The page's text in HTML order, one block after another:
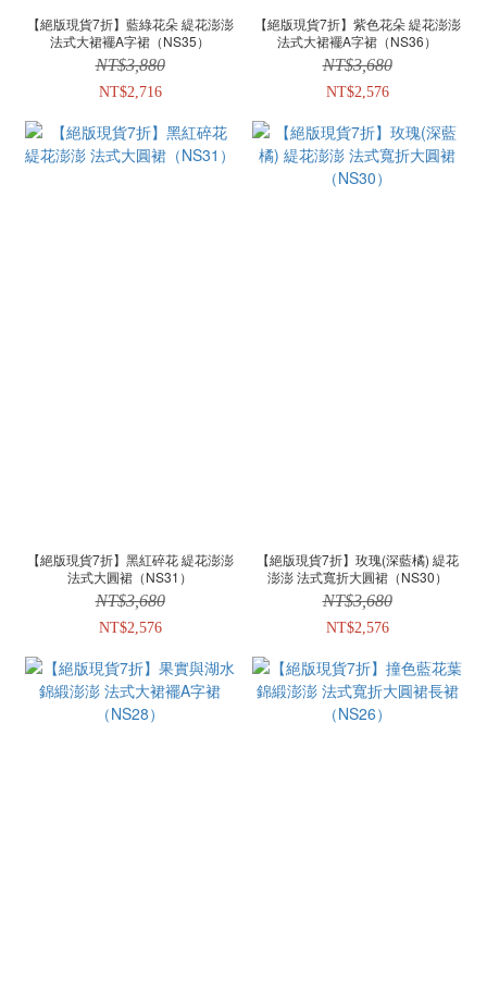
【絕版現貨7折】藍綠花朵 緹花澎澎
法式大裙襬A字裙（NS35）
NT$3,880
NT$2,716
【絕版現貨7折】紫色花朵 緹花澎澎
法式大裙襬A字裙（NS36）
NT$3,680
NT$2,576
【絕版現貨7折】黑紅碎花 緹花澎澎
法式大圓裙（NS31）
NT$3,680
NT$2,576
【絕版現貨7折】玫瑰(深藍橘) 緹花
澎澎 法式寬折大圓裙（NS30）
NT$3,680
NT$2,576